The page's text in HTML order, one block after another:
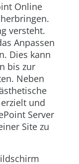
Online
versteht.
Anpassen
Dies kann
bis zur
Neben
und
Server
Site zu